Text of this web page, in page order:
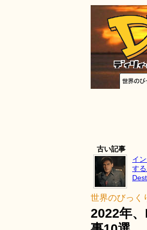
古い記事
イ
す
世界のびっく
2022年